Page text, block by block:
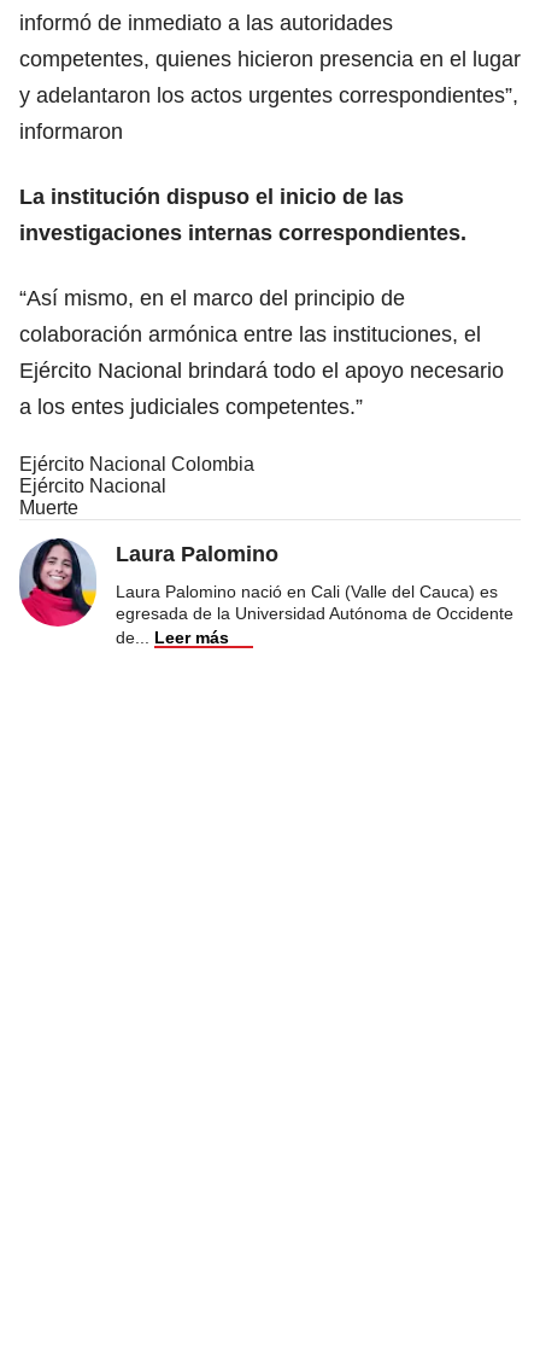
informó de inmediato a las autoridades
competentes, quienes hicieron presencia en el lugar
y adelantaron los actos urgentes correspondientes”,
informaron
La institución dispuso el inicio de las
investigaciones internas correspondientes.
“Así mismo, en el marco del principio de
colaboración armónica entre las instituciones, el
Ejército Nacional brindará todo el apoyo necesario
a los entes judiciales competentes.”
Ejército Nacional Colombia
Ejército Nacional
Muerte
Laura Palomino
Laura Palomino nació en Cali (Valle del Cauca) es
egresada de la Universidad Autónoma de Occidente
de
Leer más